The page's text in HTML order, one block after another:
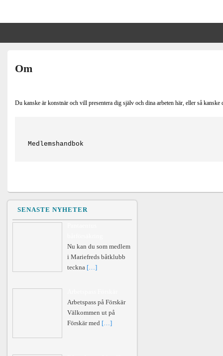
Mariefreds BK
Om
Du kanske är konstnär och vill presentera dig själv och dina arbeten här, eller så
Medlemshandbok
Widget
SENASTE NYHETER
Nu kan du som medlem
i Mariefreds båtklubb
teckna […]
Arbetspass på Förskär
Välkommen ut på
Förskär med […]